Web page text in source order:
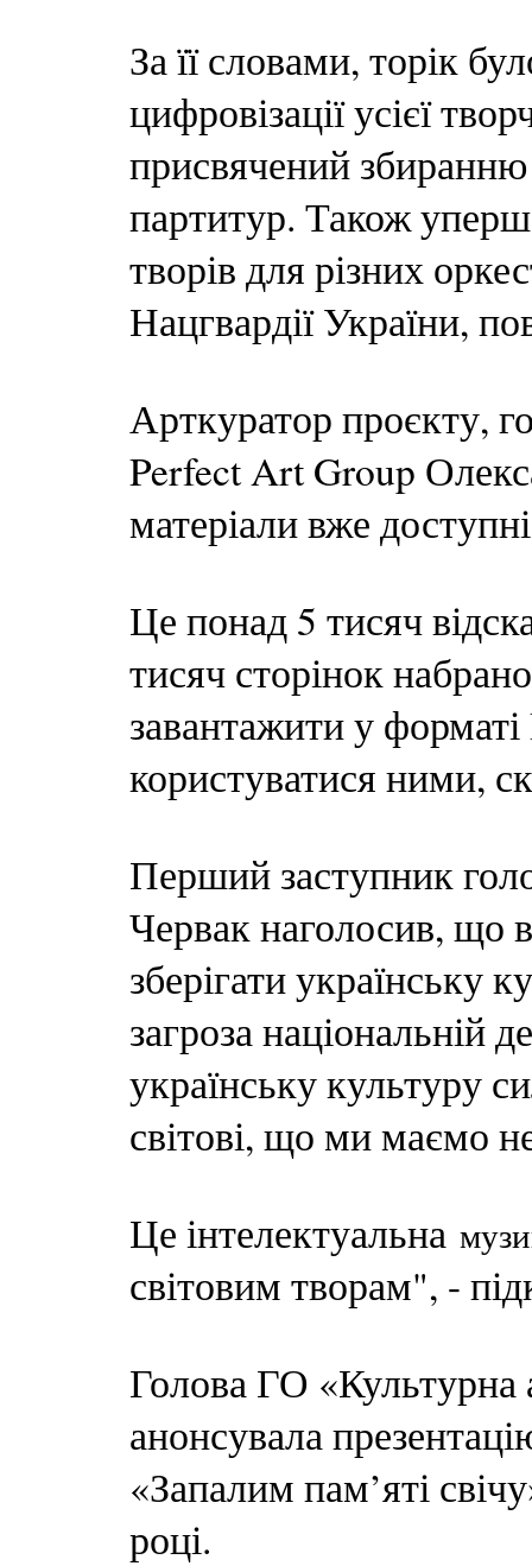
За її словами, торік
цифровізації усієї
присвячений
партитур. Також
творів для різних
Нацгвардії України,
Арткуратор проєкту,
Perfect Art Group
матеріали вже
Це понад 5 тисяч
тисяч сторінок
завантажити у
користуватися ними,
Перший заступник
Червак наголосив, що
зберігати українську
загроза національній
українську культуру
світові, що ми маємо
Це інтелектуальна
світовим творам", -
Голова ГО
анонсувала
«Запалим пам’яті
році.